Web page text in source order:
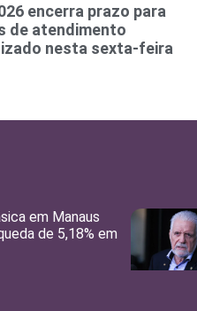
encerra prazo para
de atendimento
nesta sexta-feira
em Manaus
de 5,18% em